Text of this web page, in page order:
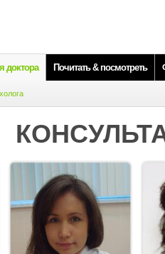
доктора Почитать & посмотреть